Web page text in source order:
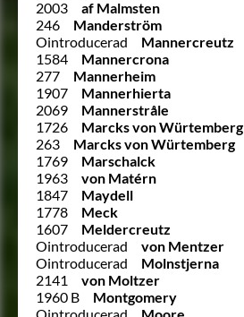
2003
af Malmsten
246
Manderström
Ointroducerad
Mannercreutz
1584
Mannercrona
277
Mannerheim
1907
Mannerhierta
2069
Mannerstråle
1726
Marcks von Würtemberg
263
Marcks von Würtemberg
1769
Marschalck
1963
von Matérn
1847
Maydell
1778
Meck
1607
Meldercreutz
Ointroducerad
von Mentzer
Ointroducerad
Molnstjerna
2141
von Moltzer
1960 B
Montgomery